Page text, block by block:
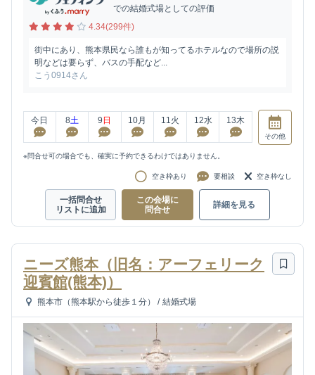
での結婚式場としての評価
4.34(299件)
街中にあり、熊本県民なら誰もが知ってるホテルなので場所の説
明などは要らず、バスの手配など...
こう0914さん
今日 8土 9 日 10月 11火 12水 13木
その他
※問合せ可の場合でも、確実に予約できるわけではありません。
空き枠あり 要相談 空き枠なし
一括問合せ
リストに追加
この会場に
問合せ
詳細を見る
ニーズ熊本（旧名：アーフェリーク
迎賓館(熊本)）
熊本市（熊本駅から徒歩１分） / 結婚式場